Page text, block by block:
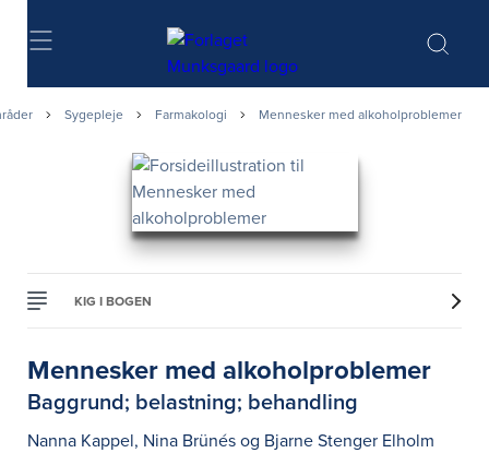
Søg
Sygepleje Farmakologi Mennesker med alkoholproblemer
KIG I BOGEN
Mennesker med alkoholproblemer
Baggrund; belastning; behandling
Nanna Kappel, Nina Brünés og Bjarne Stenger Elholm